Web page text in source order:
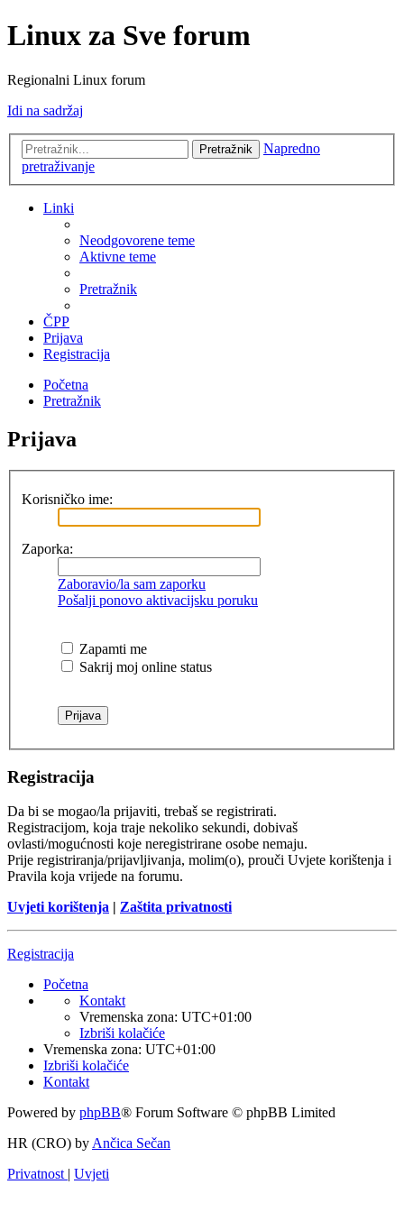
Linux za Sve forum
Regionalni Linux forum
Idi na sadržaj
Pretražnik
Napredno
pretraživanje
Linki
Neodgovorene teme
Aktivne teme
Pretražnik
ČPP
Prijava
Registracija
Početna
Pretražnik
Prijava
Korisničko ime:
Zaporka:
Zaboravio/la sam zaporku
Pošalji ponovo aktivacijsku poruku
Zapamti me
Sakrij moj online status
Registracija
Da bi se mogao/la prijaviti, trebaš se registrirati.
Registracijom, koja traje nekoliko sekundi, dobivaš
ovlasti/mogućnosti koje neregistrirane osobe nemaju.
Prije registriranja/prijavljivanja, molim(o), prouči Uvjete korištenja i
Pravila koja vrijede na forumu.
Uvjeti korištenja | Zaštita privatnosti
Registracija
Početna
Kontakt
Vremenska zona: UTC+01:00
Izbriši kolačiće
Vremenska zona: UTC+01:00
Izbriši kolačiće
Kontakt
Powered by phpBB® Forum Software © phpBB Limited
HR (CRO) by Ančica Sečan
Privatnost | Uvjeti